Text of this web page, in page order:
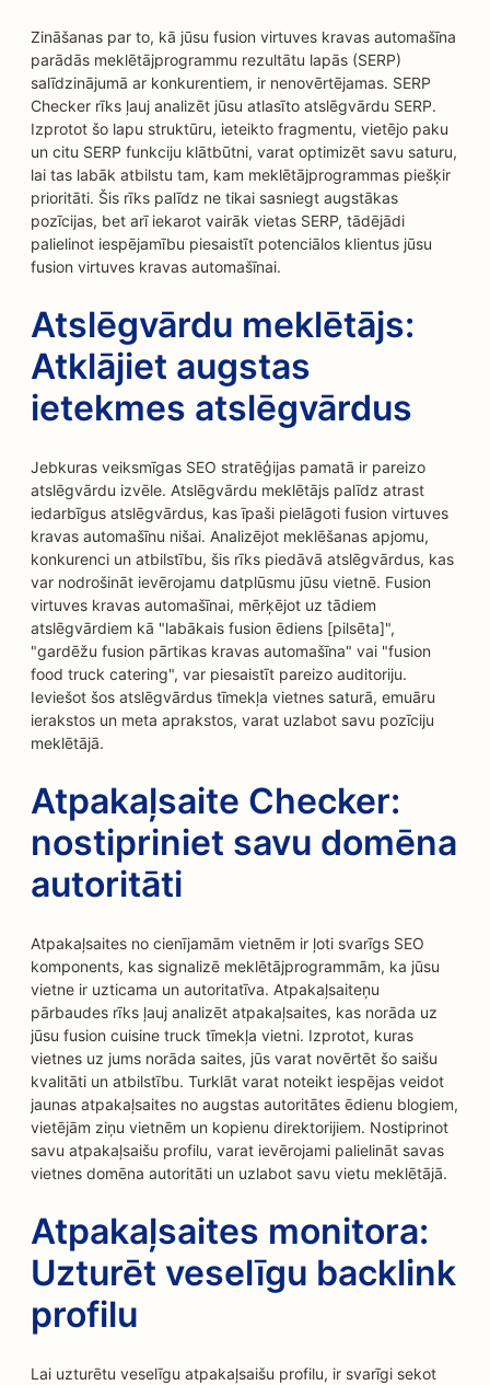
Zināšanas par to, kā jūsu fusion virtuves kravas automašīna
parādās meklētājprogrammu rezultātu lapās (SERP)
salīdzinājumā ar konkurentiem, ir nenovērtējamas. SERP
Checker rīks ļauj analizēt jūsu atlasīto atslēgvārdu SERP.
Izprotot šo lapu struktūru, ieteikto fragmentu, vietējo paku
un citu SERP funkciju klātbūtni, varat optimizēt savu saturu,
lai tas labāk atbilstu tam, kam meklētājprogrammas piešķir
prioritāti. Šis rīks palīdz ne tikai sasniegt augstākas
pozīcijas, bet arī iekarot vairāk vietas SERP, tādējādi
palielinot iespējamību piesaistīt potenciālos klientus jūsu
fusion virtuves kravas automašīnai.
Atslēgvārdu meklētājs:
Atklājiet augstas
ietekmes atslēgvārdus
Jebkuras veiksmīgas SEO stratēģijas pamatā ir pareizo
atslēgvārdu izvēle. Atslēgvārdu meklētājs palīdz atrast
iedarbīgus atslēgvārdus, kas īpaši pielāgoti fusion virtuves
kravas automašīnu nišai. Analizējot meklēšanas apjomu,
konkurenci un atbilstību, šis rīks piedāvā atslēgvārdus, kas
var nodrošināt ievērojamu datplūsmu jūsu vietnē. Fusion
virtuves kravas automašīnai, mērķējot uz tādiem
atslēgvārdiem kā "labākais fusion ēdiens [pilsēta]",
"gardēžu fusion pārtikas kravas automašīna" vai "fusion
food truck catering", var piesaistīt pareizo auditoriju.
Ieviešot šos atslēgvārdus tīmekļa vietnes saturā, emuāru
ierakstos un meta aprakstos, varat uzlabot savu pozīciju
meklētājā.
Atpakaļsaite Checker:
nostipriniet savu domēna
autoritāti
Atpakaļsaites no cienījamām vietnēm ir ļoti svarīgs SEO
komponents, kas signalizē meklētājprogrammām, ka jūsu
vietne ir uzticama un autoritatīva. Atpakaļsaiteņu
pārbaudes rīks ļauj analizēt atpakaļsaites, kas norāda uz
jūsu fusion cuisine truck tīmekļa vietni. Izprotot, kuras
vietnes uz jums norāda saites, jūs varat novērtēt šo saišu
kvalitāti un atbilstību. Turklāt varat noteikt iespējas veidot
jaunas atpakaļsaites no augstas autoritātes ēdienu blogiem,
vietējām ziņu vietnēm un kopienu direktorijiem. Nostiprinot
savu atpakaļsaišu profilu, varat ievērojami palielināt savas
vietnes domēna autoritāti un uzlabot savu vietu meklētājā.
Atpakaļsaites monitora:
Uzturēt veselīgu backlink
profilu
Lai uzturētu veselīgu atpakaļsaišu profilu, ir svarīgi sekot